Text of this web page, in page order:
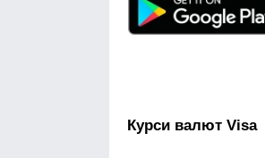
Курси валют Visa